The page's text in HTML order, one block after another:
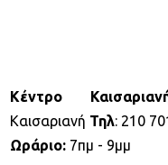
Κέντρο
Καισαριανή Τηλ: 210
Ωράριο: 7πμ - 9μμ